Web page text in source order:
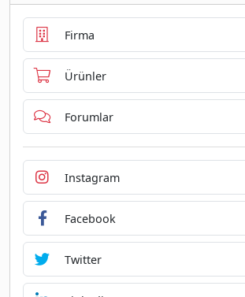
Firma
Ürünler
Forumlar
Instagram
Facebook
Twitter